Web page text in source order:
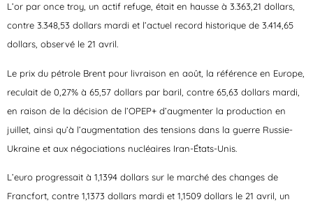
L’or par once troy, un actif refuge, était en hausse à 3.363,21 dollars,
contre 3.348,53 dollars mardi et l’actuel record historique de 3.414,65
dollars, observé le 21 avril.
Le prix du pétrole Brent pour livraison en août, la référence en Europe,
reculait de 0,27% à 65,57 dollars par baril, contre 65,63 dollars mardi,
en raison de la décision de l’OPEP+ d’augmenter la production en
juillet, ainsi qu’à l’augmentation des tensions dans la guerre Russie-
Ukraine et aux négociations nucléaires Iran-États-Unis.
L’euro progressait à 1,1394 dollars sur le marché des changes de
Francfort, contre 1,1373 dollars mardi et 1,1509 dollars le 21 avril, un